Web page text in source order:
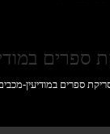
ספרים
ספרים במודיעין-